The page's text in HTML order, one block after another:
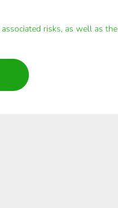
associated risks, as well as the